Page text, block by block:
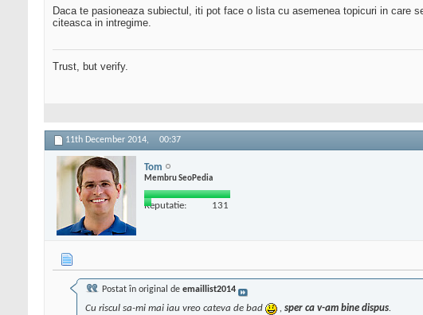
Daca te pasioneaza subiectul, iti pot face o lista cu asemenea topicuri in care
citeasca in intregime.
Trust, but verify.
11th December 2014, 00:37
Tom
Membru SeoPedia
Reputatie: 131
Postat în original de emaillist2014
Cu riscul sa-mi mai iau vreo cateva de bad , sper ca v-am bine dispus.